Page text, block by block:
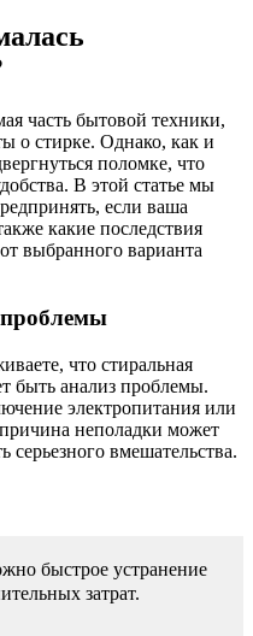
часть бытовой техники,
о стирке. Однако, как и
поломке, что
В этой статье мы
если ваша
какие последствия
выбранного варианта
что стиральная
быть анализ проблемы.
электропитания или
неполадки может
серьезного вмешательства.
быстрое устранение
затрат.